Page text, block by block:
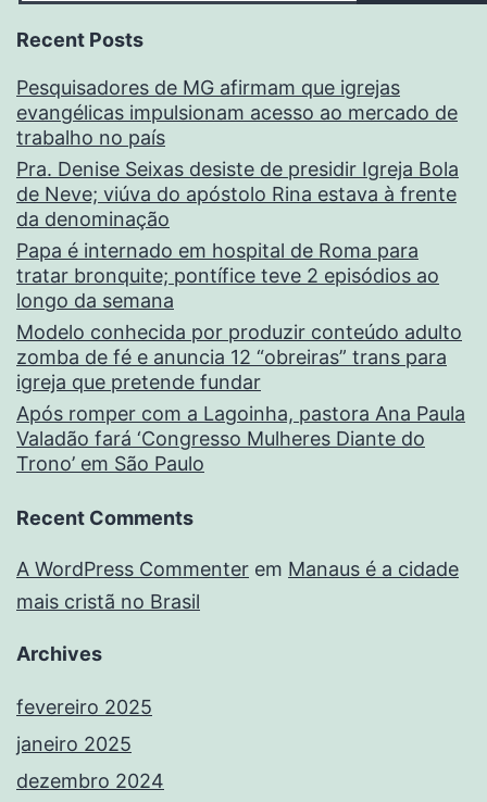
Recent Posts
Pesquisadores de MG afirmam que igrejas
evangélicas impulsionam acesso ao mercado de
trabalho no país
Pra. Denise Seixas desiste de presidir Igreja Bola
de Neve; viúva do apóstolo Rina estava à frente
da denominação
Papa é internado em hospital de Roma para
tratar bronquite; pontífice teve 2 episódios ao
longo da semana
Modelo conhecida por produzir conteúdo adulto
zomba de fé e anuncia 12 “obreiras” trans para
igreja que pretende fundar
Após romper com a Lagoinha, pastora Ana Paula
Valadão fará ‘Congresso Mulheres Diante do
Trono’ em São Paulo
Recent Comments
A WordPress Commenter em Manaus é a cidade
mais cristã no Brasil
Archives
fevereiro 2025
janeiro 2025
dezembro 2024